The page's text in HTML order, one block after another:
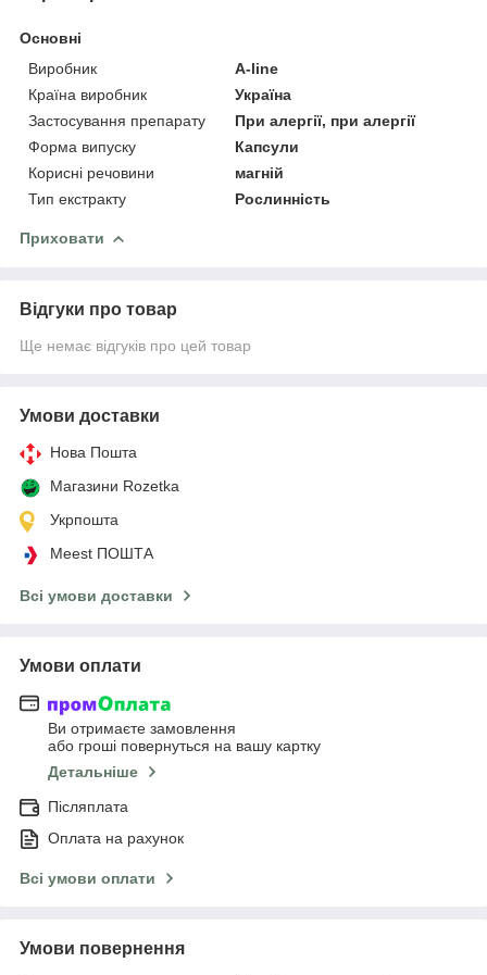
Основні
Виробник
A-line
Країна виробник
Україна
Застосування препарату
При алергії, при алергії
Форма випуску
Капсули
Корисні речовини
магній
Тип екстракту
Рослинність
Приховати
Відгуки про товар
Ще немає відгуків про цей товар
Умови доставки
Нова Пошта
Магазини Rozetka
Укрпошта
Meest ПОШТА
Всі умови доставки
Умови оплати
Ви отримаєте замовлення
або гроші повернуться на вашу картку
Детальніше
Післяплата
Оплата на рахунок
Всі умови оплати
Умови повернення